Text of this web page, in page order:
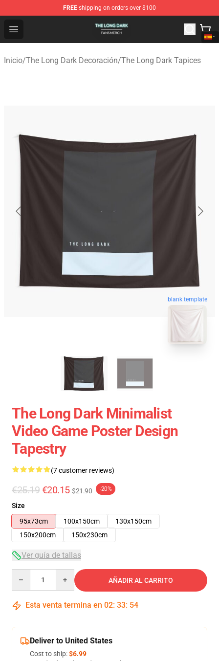
FREE shipping on orders over $100
Open menu
The Long Dark Shop - Official The Long Dark
Inicio/The Long Dark Decoración/The Long Dark Tapices
blank template
The Long Dark Minimalist
Video Game Poster Design
Tapestry
(7 customer reviews)
€25.19 €20.15 $21.90 -20%
Size
95x73cm
100x150cm
130x150cm
150x200cm
150x230cm
Ver guía de tallas
AÑADIR AL CARRITO
Esta venta termina en 02: 33: 53
Deliver to United States
Cost to ship:$6.99